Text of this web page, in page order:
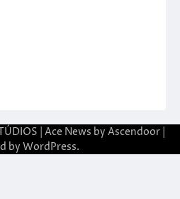
| Ace News by Ascendoor|
by WordPress.